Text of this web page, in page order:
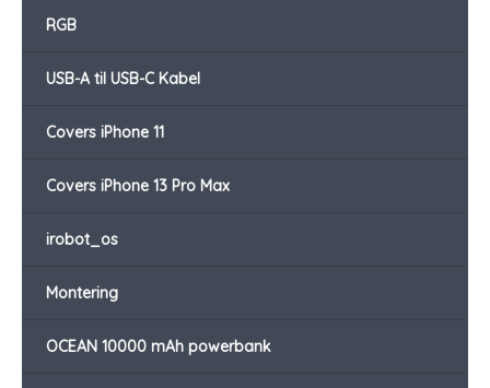
RGB
USB-A til USB-C Kabel
Covers iPhone 11
Covers iPhone 13 Pro Max
irobot_os
Montering
OCEAN 10000 mAh powerbank